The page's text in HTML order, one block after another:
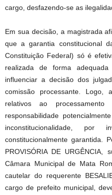
cargo, desfazendo-se as
Em sua decisão, a magistrada
que a garantia constitucional
Constituição Federal) só é
realizada de forma
influenciar a decisão dos
comissão processante. Logo,
relativos ao
responsabilidade
inconstitucionalidade, por
constitucionalmente garantida.
PROVISÓRIA DE URGÊNCIA,
Câmara Municipal de Mata
cautelar do requerente
cargo de prefeito municipal,